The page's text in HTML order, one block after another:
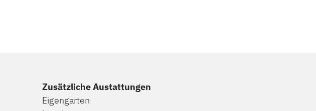
Zusätzliche Austattungen
Eigengarten